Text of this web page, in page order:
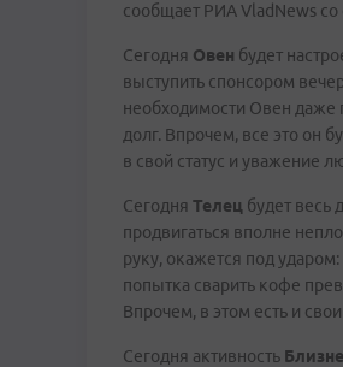
сообщает РИА VladNews со
Сегодня Овен будет
выступить спонсором
необходимости Овен даже
долг. Впрочем, все это он
в свой статус и уважение
Сегодня Телец будет весь
продвигаться вполне
руку, окажется под
попытка сварить кофе
Впрочем, в этом есть и
Сегодня активность